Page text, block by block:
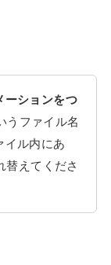
ーションをつ
うファイル名
イル内にあ
替えてくださ